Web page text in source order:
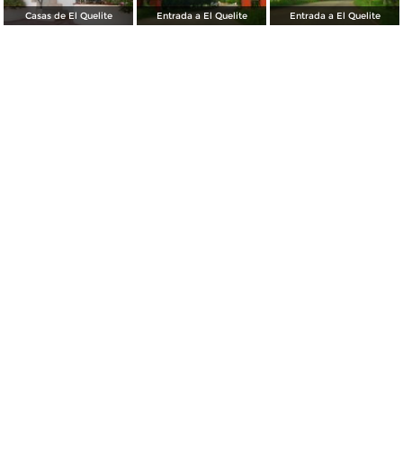
Casas de El Quelite Entrada a El Quelite Entrada a El Quelite